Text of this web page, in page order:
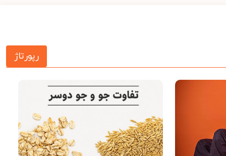
رپورتاژ